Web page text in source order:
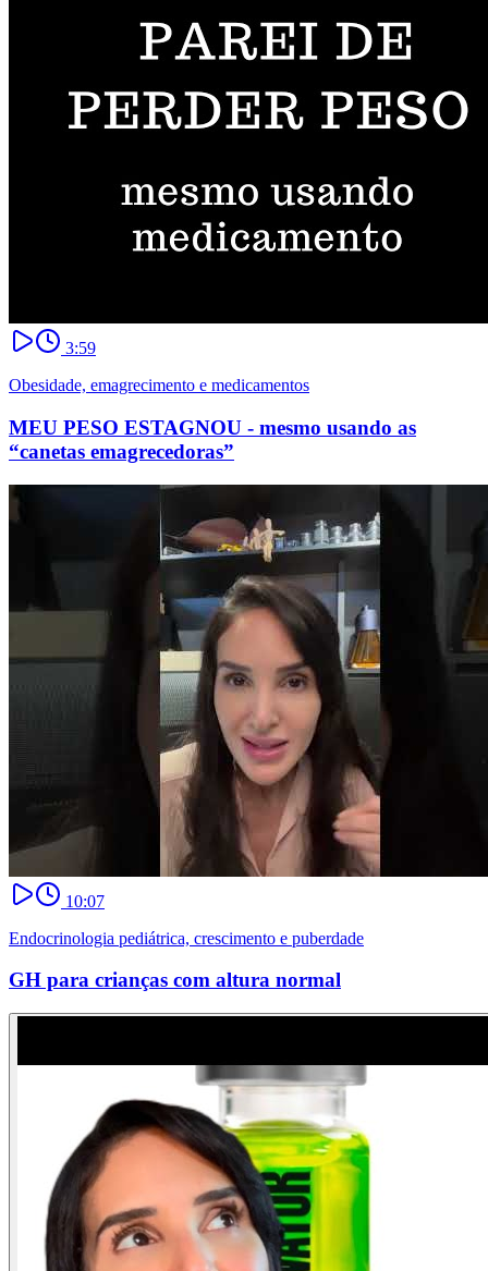
3:59
Obesidade, emagrecimento e medicamentos
MEU PESO ESTAGNOU - mesmo usando as
“canetas emagrecedoras”
10:07
Endocrinologia pediátrica, crescimento e puberdade
GH para crianças com altura normal